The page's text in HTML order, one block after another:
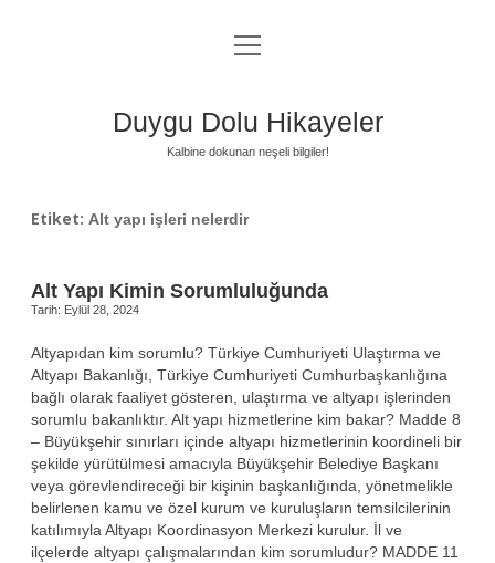
Anasayfa
Yasal Uyarı
menüyü
aç
Duygu Dolu Hikayeler
Kalbine dokunan neşeli bilgiler!
Etiket: Alt yapı işleri nelerdir
Alt Yapı Kimin Sorumluluğunda
Tarih: Eylül 28, 2024
Altyapıdan kim sorumlu? Türkiye Cumhuriyeti Ulaştırma ve
Altyapı Bakanlığı, Türkiye Cumhuriyeti Cumhurbaşkanlığına
bağlı olarak faaliyet gösteren, ulaştırma ve altyapı işlerinden
sorumlu bakanlıktır. Alt yapı hizmetlerine kim bakar? Madde 8
– Büyükşehir sınırları içinde altyapı hizmetlerinin koordineli bir
şekilde yürütülmesi amacıyla Büyükşehir Belediye Başkanı
veya görevlendireceği bir kişinin başkanlığında, yönetmelikle
belirlenen kamu ve özel kurum ve kuruluşların temsilcilerinin
katılımıyla Altyapı Koordinasyon Merkezi kurulur. İl ve
ilçelerde altyapı çalışmalarından kim sorumludur? MADDE 11